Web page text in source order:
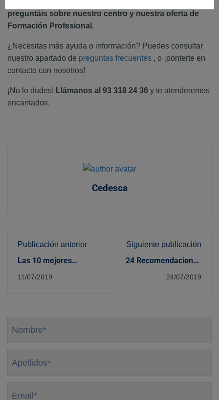
preguntáis sobre nuestro centro y nuestra oferta de
Formación Profesional.
¿Necesitas más ayuda o información? Puedes consultar
nuestro apartado de preguntas frecuentes , o ¡ponterte en
contacto con nosotros!
¡No lo dudes! Llámanos al 93 318 24 36 y te atenderemos
encantados.
Cedesca
Publicación anterior
Las 10 mejores
sanitario
11/07/2019
Siguiente publicación
24 Recomendaciones
libros, películas,
24/07/2019